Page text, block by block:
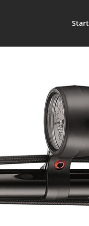
Start